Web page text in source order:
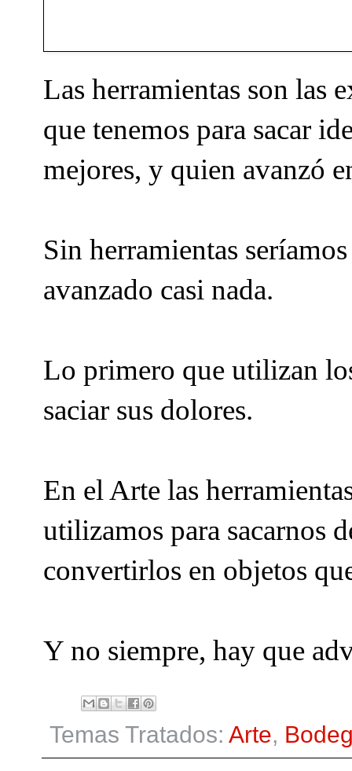
Las herramientas son las
que tenemos para sacar
mejores, y quien avanzó
Sin herramientas
avanzado casi nada.
Lo primero que utilizan
saciar sus dolores.
En el Arte las
utilizamos para sacarnos
convertirlos en objetos
Y no siempre, hay que
Temas Tratados: Arte,